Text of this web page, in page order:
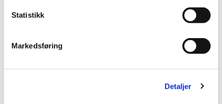
Statistikk
Markedsføring
Detaljer
02:59